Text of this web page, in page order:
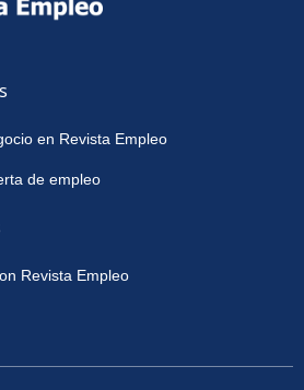
en Revista Empleo
de empleo
Revista Empleo